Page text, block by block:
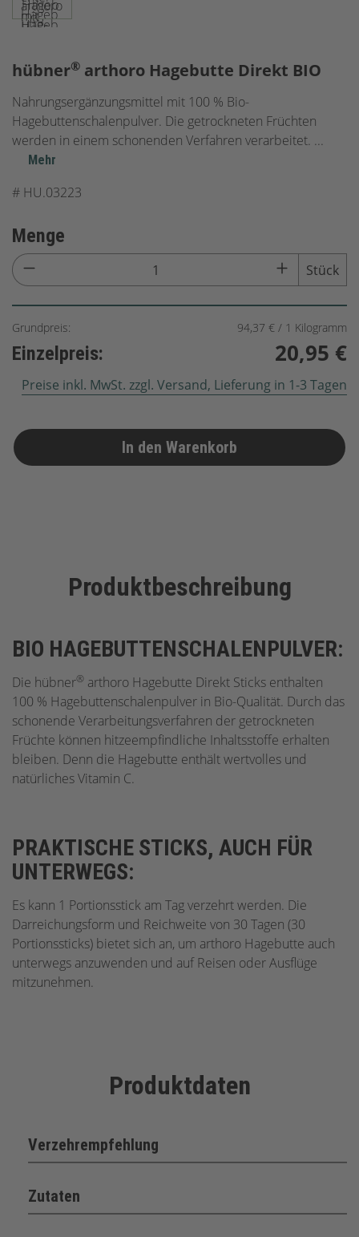
hübner® arthoro Hagebutte Direkt BIO
Nahrungsergänzungsmittel mit 100 % Bio-
Hagebuttenschalenpulver. Die getrockneten Früchten
werden in einem schonenden Verfahren verarbeitet. ...
Mehr
# HU.03223
Menge
Stück
Grundpreis: 94,37 € / 1 Kilogramm
Einzelpreis: 20,95 €
Preise inkl. MwSt. zzgl. Versand, Lieferung in 1-3 Tagen
In den Warenkorb
Produktbeschreibung
BIO HAGEBUTTENSCHALENPULVER:
Die hübner® arthoro Hagebutte Direkt Sticks enthalten
100 % Hagebuttenschalenpulver in Bio-Qualität. Durch das
schonende Verarbeitungsverfahren der getrockneten
Früchte können hitzeempfindliche Inhaltsstoffe erhalten
bleiben. Denn die Hagebutte enthält wertvolles und
natürliches Vitamin C.
PRAKTISCHE STICKS, AUCH FÜR
UNTERWEGS:
Es kann 1 Portionsstick am Tag verzehrt werden. Die
Darreichungsform und Reichweite von 30 Tagen (30
Portionssticks) bietet sich an, um arthoro Hagebutte auch
unterwegs anzuwenden und auf Reisen oder Ausflüge
mitzunehmen.
Produktdaten
Verzehrempfehlung
Zutaten